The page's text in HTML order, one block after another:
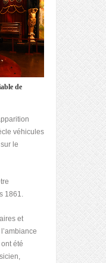
de
véhicules
le
1861.
et
été